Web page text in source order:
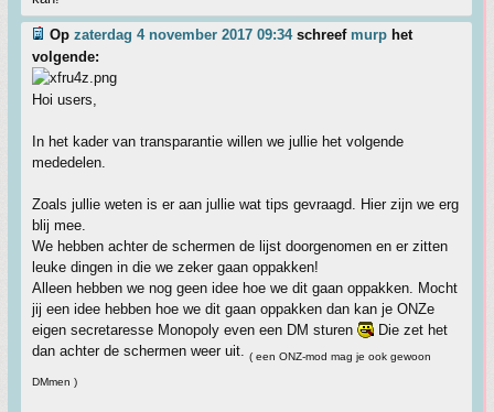
Op zaterdag 4 november 2017 09:34schreef murp het
volgende:
Hoi users,
In het kader van transparantie willen we jullie het volgende
mededelen.
Zoals jullie weten is er aan jullie wat tips gevraagd. Hier zijn we erg
blij mee.
We hebben achter de schermen de lijst doorgenomen en er zitten
leuke dingen in die we zeker gaan oppakken!
Alleen hebben we nog geen idee hoe we dit gaan oppakken. Mocht
jij een idee hebben hoe we dit gaan oppakken dan kan je ONZe
eigen secretaresse Monopoly even een DM sturen
Die zet het
dan achter de schermen weer uit. ( een ONZ-mod mag je ook gewoon
DMmen )